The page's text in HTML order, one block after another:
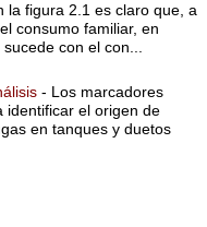
la figura 2.1 es claro que, a
consumo familiar, en
con el con...
- Los marcadores
identificar el origen de
en tanques y duetos